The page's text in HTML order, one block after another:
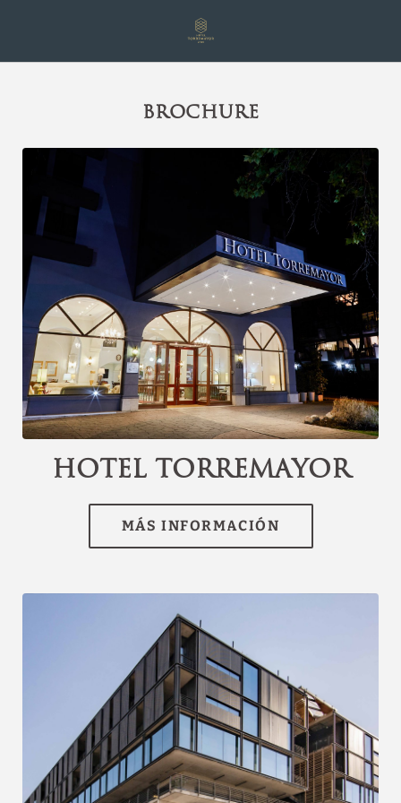
BROCHURE
[{"url":"https:\/\/synergy.booking-
channel.com\/api\/hotels\/3074\/medias\/19#Hotel
Torremayor Lyon_Santiago de Chile_Hotel
Torremayor","name":""}]
Hotel Torremayor